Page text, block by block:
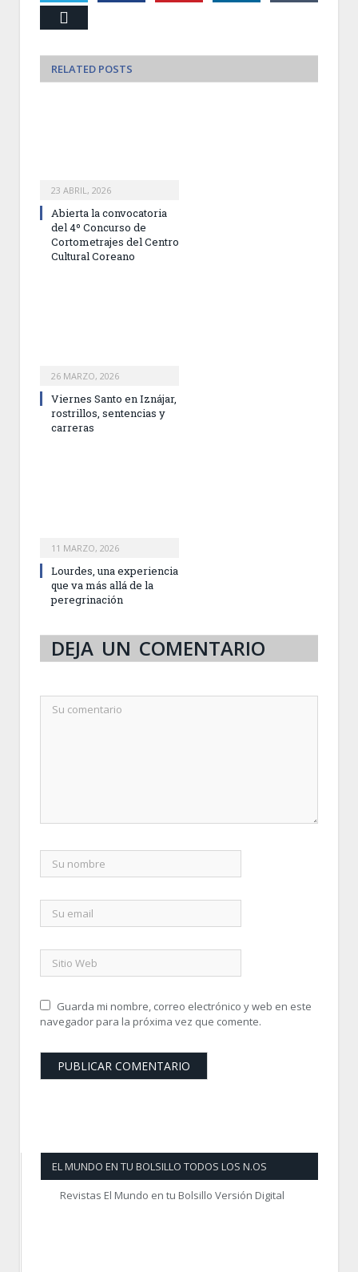
RELATED POSTS
23 ABRIL, 2026
Abierta la convocatoria
del 4º Concurso de
Cortometrajes del Centro
Cultural Coreano
26 MARZO, 2026
Viernes Santo en Iznájar,
rostrillos, sentencias y
carreras
11 MARZO, 2026
Lourdes, una experiencia
que va más allá de la
peregrinación
DEJA UN COMENTARIO
Guarda mi nombre, correo electrónico y web en este
navegador para la próxima vez que comente.
EL MUNDO EN TU BOLSILLO TODOS LOS N.OS
Revistas El Mundo en tu Bolsillo Versión Digital